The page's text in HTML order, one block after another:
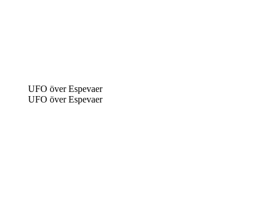
UFO över Espevaer
UFO över Espevaer